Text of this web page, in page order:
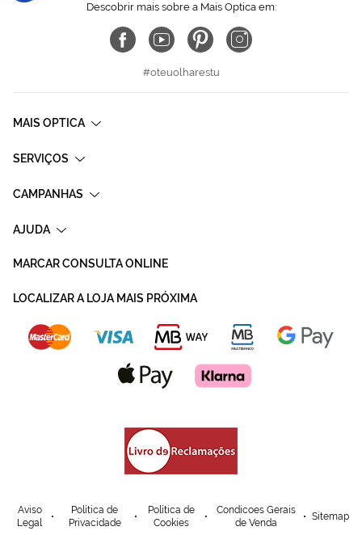
Descobrir mais sobre a Mais Optica em:
#oteuolharestu
MAIS OPTICA
SERVIÇOS
CAMPANHAS
AJUDA
MARCAR CONSULTA ONLINE
LOCALIZAR A LOJA MAIS PRÓXIMA
Aviso
Legal
Política de
Privacidade
Política de
Cookies
Condicoes Gerais
de Venda
Sitemap